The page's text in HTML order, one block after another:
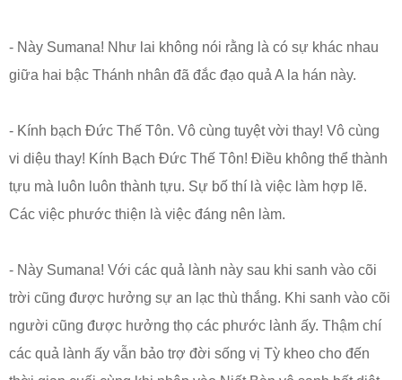
- Này Sumana! Như lai không nói rằng là có sự khác nhau
giữa hai bậc Thánh nhân đã đắc đạo quả A la hán này.
- Kính bạch Đức Thế Tôn. Vô cùng tuyệt vời thay! Vô cùng
vi diệu thay! Kính Bạch Đức Thế Tôn! Điều không thể thành
tựu mà luôn luôn thành tựu. Sự bố thí là việc làm hợp lẽ.
Các việc phước thiện là việc đáng nên làm.
- Này Sumana! Với các quả lành này sau khi sanh vào cõi
trời cũng được hưởng sự an lạc thù thắng. Khi sanh vào cõi
người cũng được hưởng thọ các phước lành ấy. Thậm chí
các quả lành ấy vẫn bảo trợ đời sống vị Tỳ kheo cho đến